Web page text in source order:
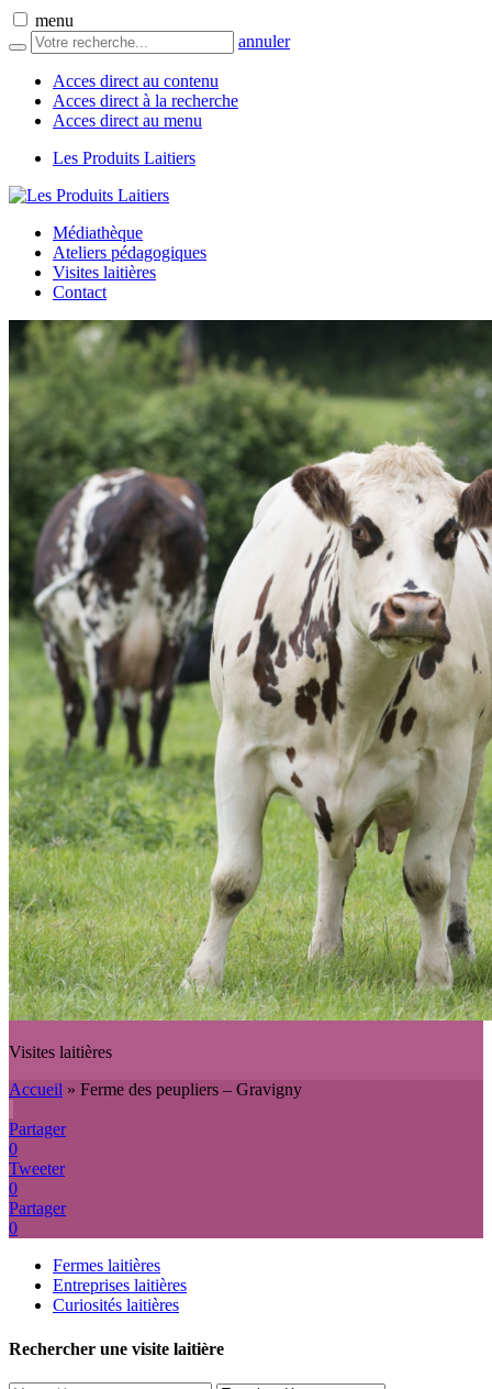
menu
annuler
Acces direct au contenu
Acces direct à la recherche
Acces direct au menu
Les Produits Laitiers
Médiathèque
Ateliers pédagogiques
Visites laitières
Contact
Visites laitières
Accueil » Ferme des peupliers – Gravigny
Partager
0
Tweeter
0
Partager
0
Fermes laitières
Entreprises laitières
Curiosités laitières
Rechercher une visite laitière